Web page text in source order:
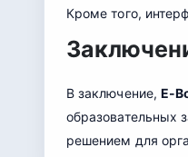
Кроме того,
В заключение, E-
образовательных
решением для